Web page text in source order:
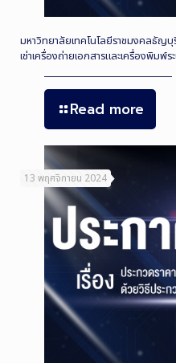
มหาวิทยาลัยเทคโนโลยีราชมงคลธัญบุ
เช่าเครื่องถ่ายเอกสารและเครื่องพิมพ์
Read more
13 พฤศจิกายน 2024